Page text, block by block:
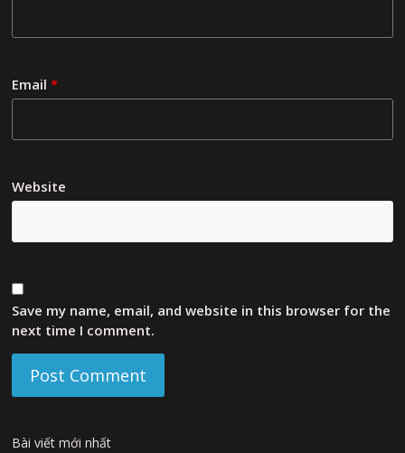
Email*
Website
Save my name, email, and website in this browser for the
next time I comment.
Bài viết mới nhất